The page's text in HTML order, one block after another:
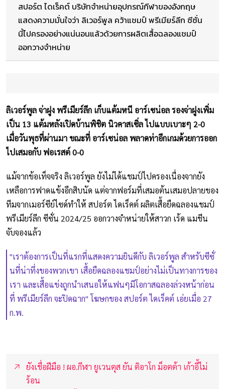
สปอร์ต ไดเร็คต์ บริษัทจำหน่ายอุปกรณ์กีฬาของอังกฤษ
แสดงความมั่นใจว่า ลิเวอร์พูล คว้าแชมป์ พรีเมียร์ลีก ซีซั่น
นี้ไปครองอย่างแน่นอนแล้วด้วยการผลิตเสื้อฉลองแชมป์
ออกวางจำหน่าย
ลิเวอร์พูล จ่าฝูง พรีเมียร์ลีก เก็บแต้มหนี อาร์เซน่อล รองจ่าฝูงเพิ่ม
เป็น 13 แต้มหลังเปิดบ้านพิชิต นิวคาสเซิ่ล ไปแบบเบาะๆ 2-0
เมื่อวันพุธที่ผ่านมา ขณะที่ อาร์เซน่อล พลาดท่าอีกเกมด้วยการออก
ไปเสมอกับ ฟอเรสต์ 0-0
แม้จากข้อเท็จจริง ลิเวอร์พูล ยังไม่ได้แชมป์ไปครองเนื่องจากยัง
เหลือการฟาดแข้งอีกสิบนัด แต่จากฟอร์มที่เสมอต้นเสมอปลายของ
ทีมจากเมอร์ซีย์ไซด์ทำให้ สปอร์ต ไดเร็คต์ ผลิตเสื้อยืดฉลองแชมป์
พรีเมียร์ลีก ซีซั่น 2024/25 ออกวางจำหน่ายให้สาวก เร้ด แมชีน
จับจองแล้ว
"เราต้องการเป็นที่แรกที่แสดงความยินดีกับ ลิเวอร์พูล สำหรับซีซั่
นที่น่าทึ่งของพวกเขา เสื้อยืดฉลองแชมป์อย่างไม่เป็นทางการของ
เรา และเสื้อแข่งถูกนำเสนอให้แฟนๆมีโอกาสฉลองล่วงหน้าก่อน
ที่ พรีเมียร์ลีก จะปิดฉาก" โฆษกของ สปอร์ต ไดเร็คต์ เอ่ยเมื่อ 27
ก.พ.
ยังเชื่อฝีมือ ! ผอ.กีฬา ยูเวนตุส ยัน ติอาโก ม็อตต้า เก้าอี้ไม่
ร้อน